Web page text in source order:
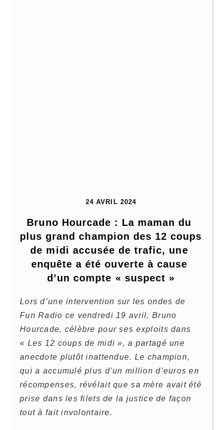
24 AVRIL 2024
Bruno Hourcade : La maman du
plus grand champion des 12 coups
de midi accusée de trafic, une
enquête a été ouverte à cause
d’un compte « suspect »
Lors d’une intervention sur les ondes de
Fun Radio ce vendredi 19 avril, Bruno
Hourcade, célèbre pour ses exploits dans
« Les 12 coups de midi », a partagé une
anecdote plutôt inattendue. Le champion,
qui a accumulé plus d’un million d’euros en
récompenses, révélait que sa mère avait été
prise dans les filets de la justice de façon
tout à fait involontaire.